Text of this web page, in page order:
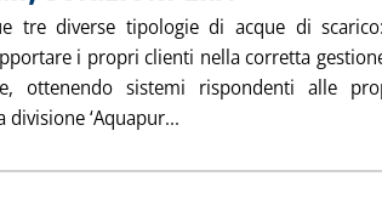
tre diverse tipologie di acque di
i propri clienti nella corretta
ottenendo sistemi rispondenti alle
‘Aquapur... Leggi tutta la notizia: